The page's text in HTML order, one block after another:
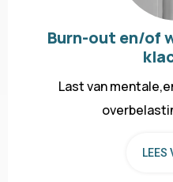
Burn-out en/of
Last van
LEES